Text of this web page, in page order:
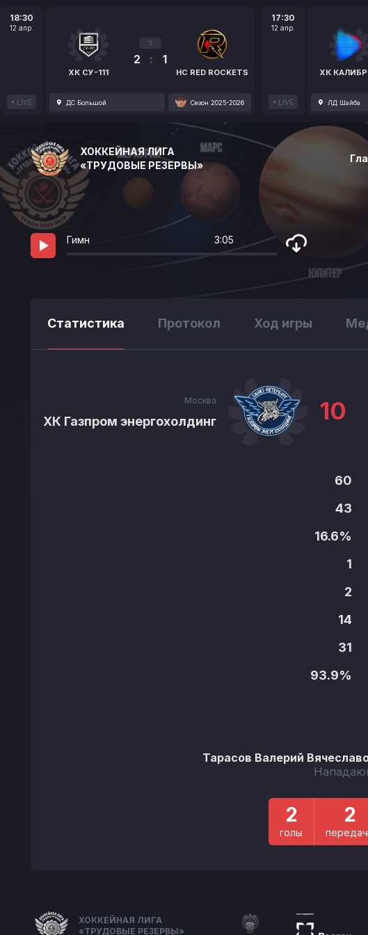
18:30
12 апр.
LIVE
ХК СУ-111
3
2 : 1
HC RED ROCKETS
ДС Большой Сезон 2025-2026
17:30
12 апр.
LIVE
ХК КАЛИБР
ЛД Шайба
ХОККЕЙНАЯ ЛИГА
«ТРУДОВЫЕ РЕЗЕРВЫ»
Гимн 3:05
Статистика Протокол Ход игры
Москва
ХК Газпром энергохолдинг 10
60
43
16.6%
1
2
14
31
93.9%
Тарасов Валерий
2
голы
2
ХОККЕЙНАЯ ЛИГА
«ТРУДОВЫЕ РЕЗЕРВЫ»